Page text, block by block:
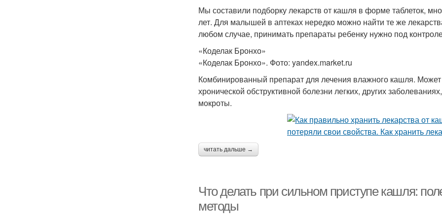
Мы составили подборку лекарств от кашля в форме таблеток,
лет. Для малышей в аптеках нередко можно найти те же
любом случае, принимать препараты ребенку нужно под
«Коделак Бронхо»
«Коделак Бронхо». Фото: yandex.market.ru
Комбинированный препарат для лечения влажного кашля.
хронической обструктивной болезни легких, других
мокроты.
читать дальше →
Что делать при сильном приступе кашля:
методы